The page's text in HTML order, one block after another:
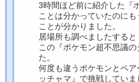
3時間ほど前に紹介した『
ことは分かっていたのに
ことが分かりました。
居場所も調べましたする
この『ポケモン超不思議
た。
何度も違うポケモンとペ
ッチャマ』で挑戦してい